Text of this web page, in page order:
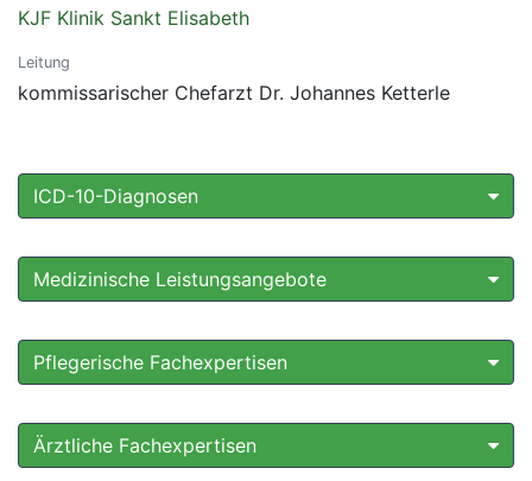
KJF Klinik Sankt Elisabeth
Leitung
kommissarischer Chefarzt Dr. Johannes Ketterle
ICD-10-Diagnosen
Medizinische Leistungsangebote
Pflegerische Fachexpertisen
Ärztliche Fachexpertisen